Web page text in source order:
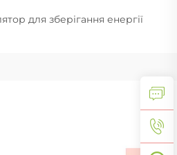
для зберігання енергії